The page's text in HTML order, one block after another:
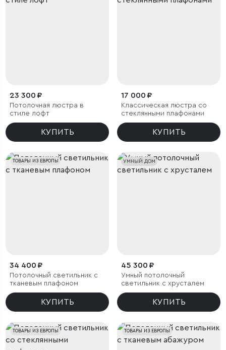
23 300 ₽
Потолочная люстра в
стиле лофт
КУПИТЬ
17 000 ₽
Классическая люстра со
стеклянными плафонами
КУПИТЬ
ТОВАРЫ ИЗ ЕВРОПЫ
34 400 ₽
Потолочный светильник с
тканевым плафоном
КУПИТЬ
УМНЫЙ ДОМ
45 300 ₽
Умный потолочный
светильник с хрусталем
КУПИТЬ
ТОВАРЫ ИЗ ЕВРОПЫ ТОВАРЫ ИЗ ЕВРОПЫ